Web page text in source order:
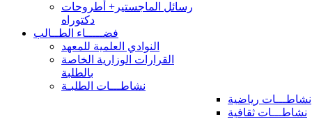
رسائل الماجستير+ أطروحات
دكتوراه
فضـــــاء الطــالب
النوادي العلمية للمعهد
القرارات الوزارية الخاصة
بالطلبة
نشاطـــات الطلبـة
نشاطـــات رياضية
نشاطـــات ثقافية